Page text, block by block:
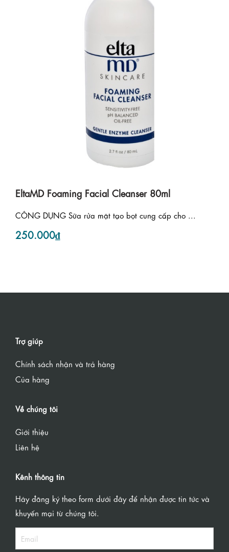
EltaMD Foaming Facial Cleanser 80ml
CÔNG DỤNG Sữa rửa mặt tạo bọt cung cấp cho ...
250.000₫
Trợ giúp
Chính sách nhận và trả hàng
Của hàng
Về chúng tôi
Giới thiệu
Liên hệ
Kênh thông tin
Hãy đăng ký theo form dưới đây để nhận được tin tức và
khuyến mại từ chúng tôi.